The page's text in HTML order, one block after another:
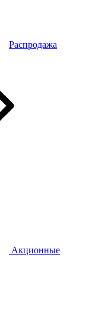
Распродажа
Акционные